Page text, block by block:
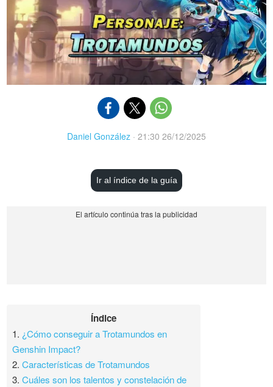
Daniel González · 21:30 26/12/2025
Ir al índice de la guía
Índice
1. ¿Cómo conseguir a Trotamundos en
Genshin Impact?
2.Características de Trotamundos
3.Cuáles son los talentos y constelación de